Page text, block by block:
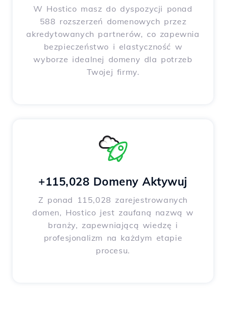
W Hostico masz do dyspozycji ponad
588 rozszerzeń domenowych przez
akredytowanych partnerów, co zapewnia
bezpieczeństwo i elastyczność w
wyborze idealnej domeny dla potrzeb
Twojej firmy.
+115,028 Domeny Aktywuj
Z ponad 115,028 zarejestrowanych
domen, Hostico jest zaufaną nazwą w
branży, zapewniającą wiedzę i
profesjonalizm na każdym etapie
procesu.